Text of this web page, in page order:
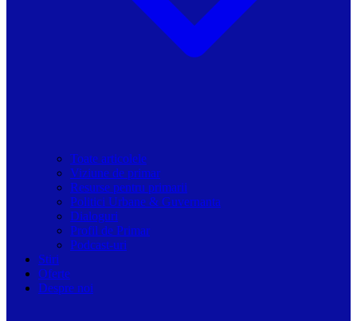
Toate articolele
Viziune de primar
Resurse pentru primarii
Politici Urbane & Guvernanta
Dialoguri
Profil de Primar
Podcast-uri
Stiri
Oferte
Despre noi